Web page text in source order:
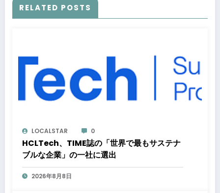
RELATED POSTS
LOCALSTAR 0
HCLTech、TIME誌の「世界で最もサステナ
ブルな企業」の一社に選出
2026年8月8日